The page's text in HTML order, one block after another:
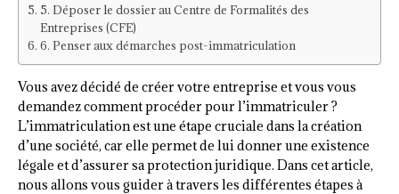
5. Déposer le dossier au Centre de Formalités des
Entreprises (CFE)
6. Penser aux démarches post-immatriculation
Vous avez décidé de créer votre entreprise et vous vous
demandez comment procéder pour l’immatriculer ?
L’immatriculation est une étape cruciale dans la création
d’une société, car elle permet de lui donner une existence
légale et d’assurer sa protection juridique. Dans cet article,
nous allons vous guider à travers les différentes étapes à